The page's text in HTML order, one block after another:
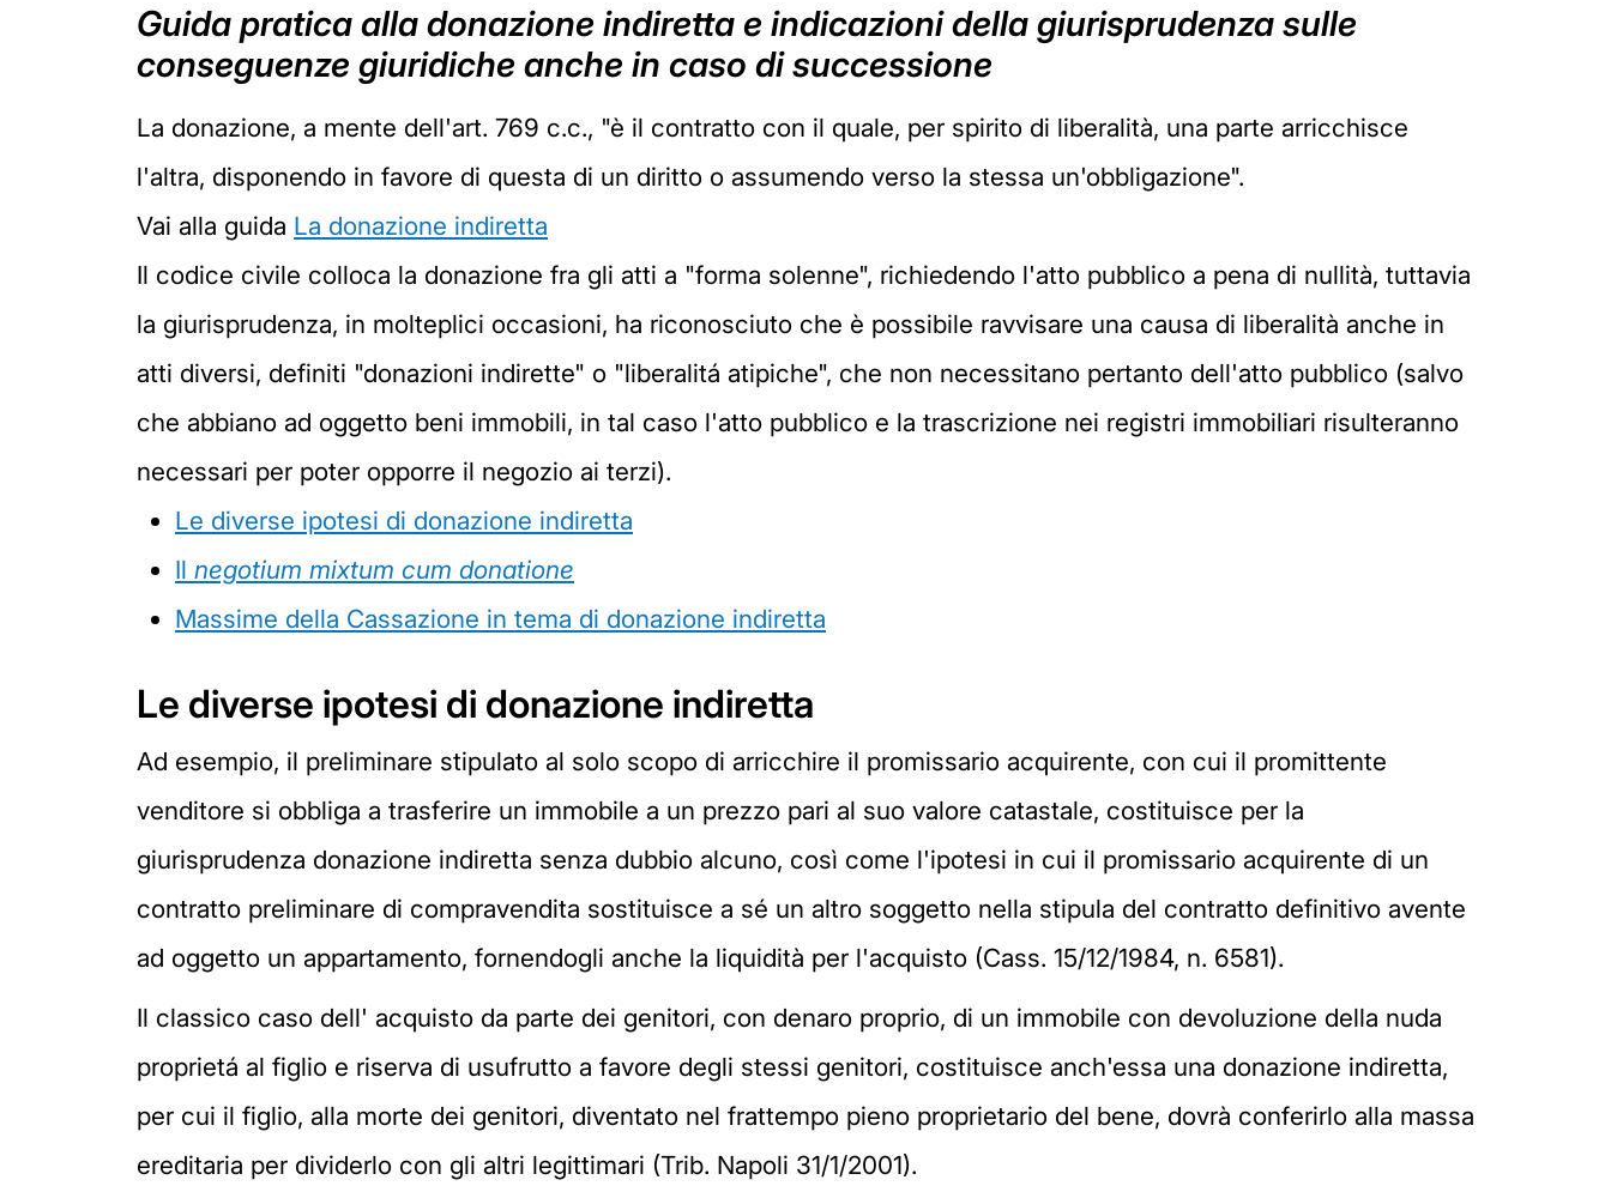
Guida pratica alla donazione indiretta e indicazioni della giurisprudenza sulle
conseguenze giuridiche anche in caso di successione
La donazione, a mente dell'art. 769 c.c., "è il contratto con il quale, per spirito di liberalità, una parte arricchisce
l'altra, disponendo in favore di questa di un diritto o assumendo verso la stessa un'obbligazione".
Vai alla guida La donazione indiretta
Il codice civile colloca la donazione fra gli atti a "forma solenne", richiedendo l'atto pubblico a pena di nullità, tuttavia
la giurisprudenza, in molteplici occasioni, ha riconosciuto che è possibile ravvisare una causa di liberalità anche in
atti diversi, definiti "donazioni indirette" o "liberalitá atipiche", che non necessitano pertanto dell'atto pubblico (salvo
che abbiano ad oggetto beni immobili, in tal caso l'atto pubblico e la trascrizione nei registri immobiliari risulteranno
necessari per poter opporre il negozio ai terzi).
Le diverse ipotesi di donazione indiretta
Il negotium mixtum cum donatione
Massime della Cassazione in tema di donazione indiretta
Le diverse ipotesi di donazione indiretta
Ad esempio, il preliminare stipulato al solo scopo di arricchire il promissario acquirente, con cui il promittente
venditore si obbliga a trasferire un immobile a un prezzo pari al suo valore catastale, costituisce per la
giurisprudenza donazione indiretta senza dubbio alcuno, così come l'ipotesi in cui il promissario acquirente di un
contratto preliminare di compravendita sostituisce a sé un altro soggetto nella stipula del contratto definitivo avente
ad oggetto un appartamento, fornendogli anche la liquidità per l'acquisto (Cass. 15/12/1984, n. 6581).
Il classico caso dell' acquisto da parte dei genitori, con denaro proprio, di un immobile con devoluzione della nuda
proprietá al figlio e riserva di usufrutto a favore degli stessi genitori, costituisce anch'essa una donazione indiretta,
per cui il figlio, alla morte dei genitori, diventato nel frattempo pieno proprietario del bene, dovrà conferirlo alla massa
ereditaria per dividerlo con gli altri legittimari (Trib. Napoli 31/1/2001).